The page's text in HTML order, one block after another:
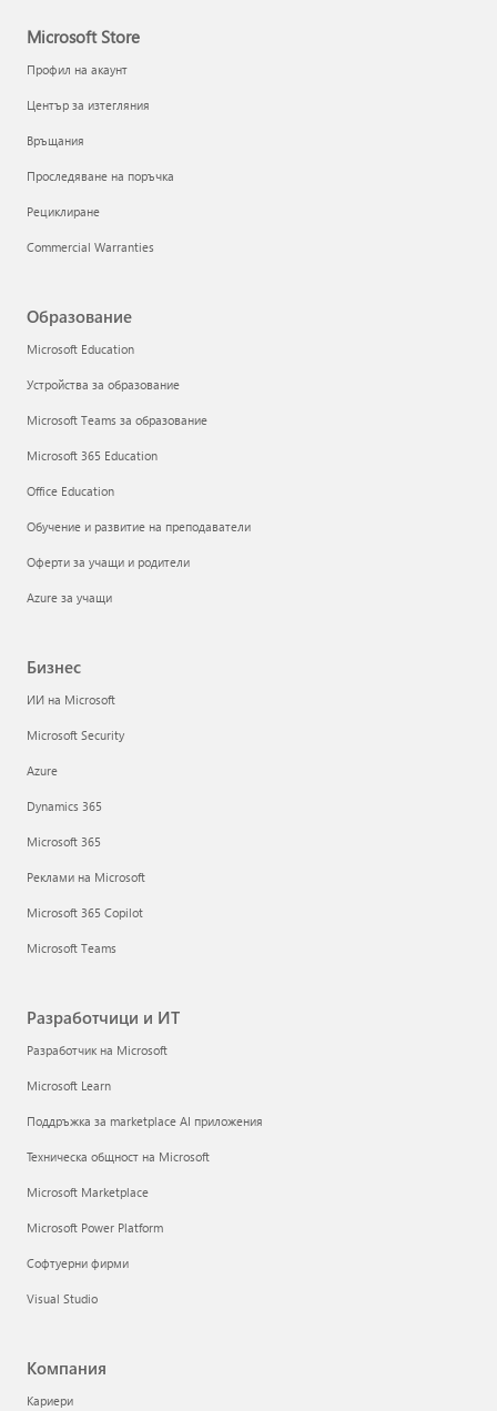
Microsoft Store
Профил на акаунт
Център за изтегляния
Връщания
Проследяване на поръчка
Рециклиране
Commercial Warranties
Образование
Microsoft Education
Устройства за образование
Microsoft Teams за образование
Microsoft 365 Education
Office Education
Обучение и развитие на преподаватели
Оферти за учащи и родители
Azure за учащи
Бизнес
ИИ на Microsoft
Microsoft Security
Azure
Dynamics 365
Microsoft 365
Реклами на Microsoft
Microsoft 365 Copilot
Microsoft Teams
Разработчици и ИТ
Разработчик на Microsoft
Microsoft Learn
Поддръжка за marketplace AI приложения
Техническа общност на Microsoft
Microsoft Marketplace
Microsoft Power Platform
Софтуерни фирми
Visual Studio
Компания
Кариери